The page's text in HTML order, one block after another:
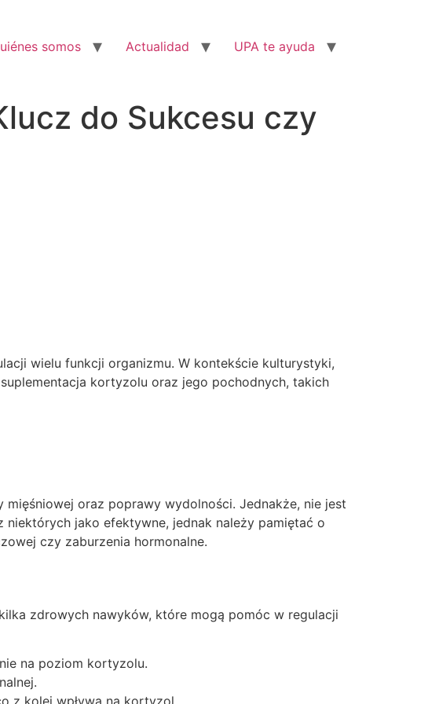
somos Actualidad UPA te ayuda
do Sukcesu czy
wielu funkcji organizmu. W kontekście kulturystyki,
kortyzolu oraz jego pochodnych, takich
oraz poprawy wydolności. Jednakże, nie jest
jako efektywne, jednak należy pamiętać o
czy zaburzenia hormonalne.
zdrowych nawyków, które mogą pomóc w regulacji
na poziom kortyzolu.
z kolei wpływa na kortyzol.